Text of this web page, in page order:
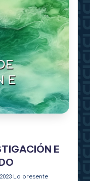
E
2023 La presente